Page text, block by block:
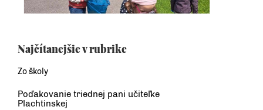
Najčítanejšie v rubrike
Zo školy
Poďakovanie triednej pani učiteľke
Plachtinskej